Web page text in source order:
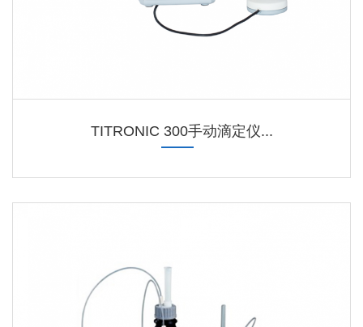
TITRONIC 300手动滴定仪...